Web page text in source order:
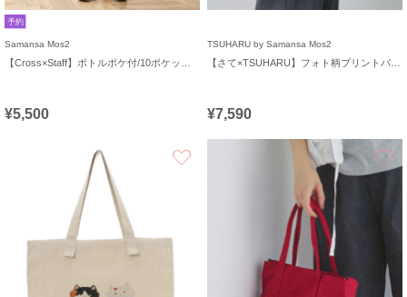
予約
Samansa Mos2
¥5,500
TSUHARU by Samansa Mos2
¥7,590